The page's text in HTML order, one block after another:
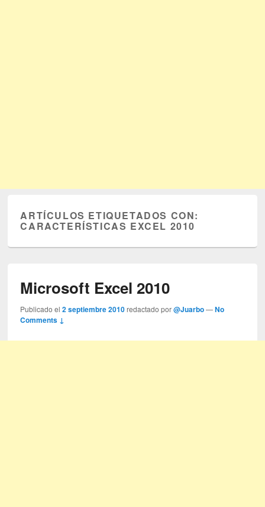
ARTÍCULOS ETIQUETADOS CON:
CARACTERÍSTICAS EXCEL 2010
Microsoft Excel 2010
Publicado el2 septiembre 2010 redactado por@Juarbo —No
Comments ↓